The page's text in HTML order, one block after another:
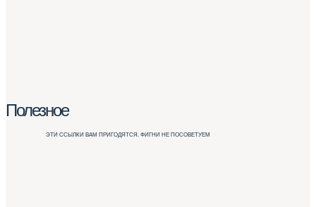
Полезное
ЭТИ ССЫЛКИ ВАМ ПРИГОДЯТСЯ. ФИГНИ НЕ ПОСОВЕТУЕМ